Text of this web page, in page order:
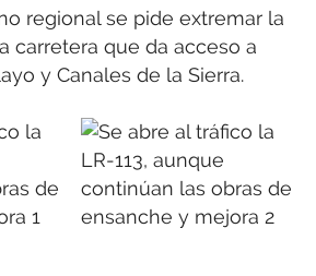
regional se pide extremar la
carretera que da acceso a
y Canales de la Sierra.